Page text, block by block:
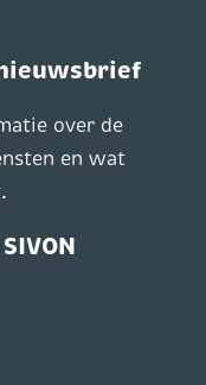
over de
en wat